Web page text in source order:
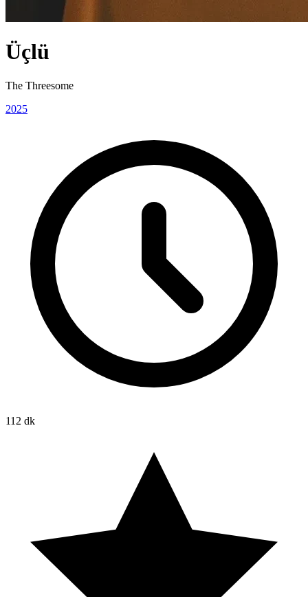
Üçlü
The Threesome
2025
112 dk